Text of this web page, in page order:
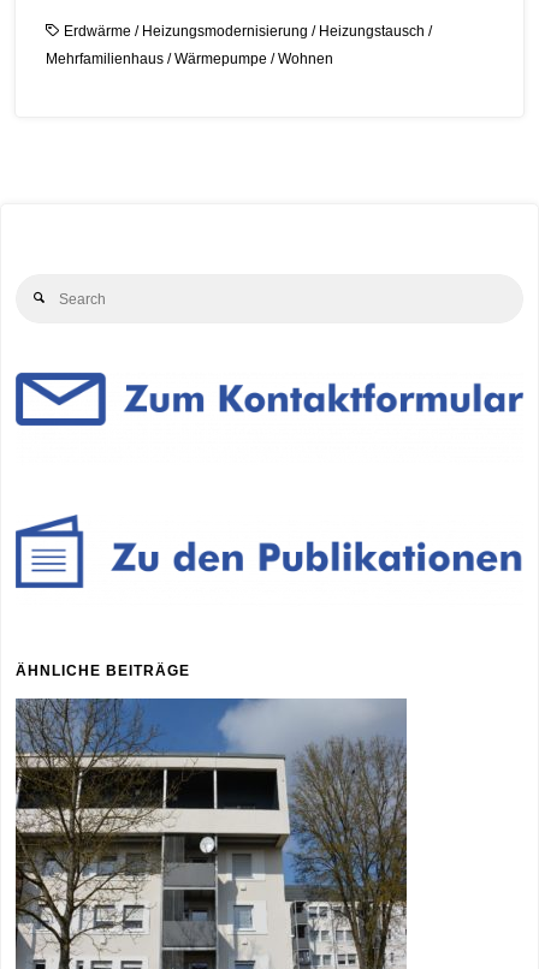
Erdwärme / Heizungsmodernisierung / Heizungstausch /
Mehrfamilienhaus /Wärmepumpe /Wohnen
Search
ÄHNLICHE BEITRÄGE